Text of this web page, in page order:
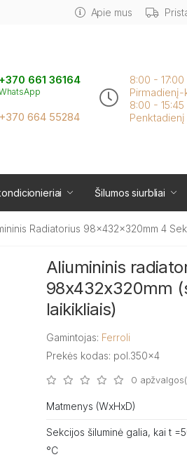
Apie mus
+370 661 36164
+370 664 55284
8:00 - 17:00
8:00 - 15:45
Penktadienį
Šilumos siurbliai
Radiatorius 98x432x320mm 4
Aliumininis
98x432x320mm
laikikliais)
Gamintojas: Ferroli
Prekės kodas: pol.350x4
0
Matmenys (WxHxD)
Sekcijos šiluminė galia, kai t
°C